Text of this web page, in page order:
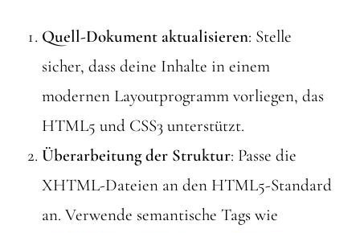
Quell-Dokument aktualisieren: Stelle
sicher, dass deine Inhalte in einem
modernen Layoutprogramm vorliegen, das
HTML5 und CSS3 unterstützt.
Überarbeitung der Struktur: Passe die
XHTML-Dateien an den HTML5-Standard
an. Verwende semantische Tags wie